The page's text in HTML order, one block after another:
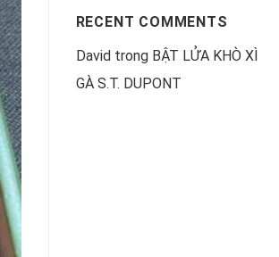
RECENT COMMENTS
David trong BẬT LỬA KHÒ XÌ
GÀ S.T. DUPONT